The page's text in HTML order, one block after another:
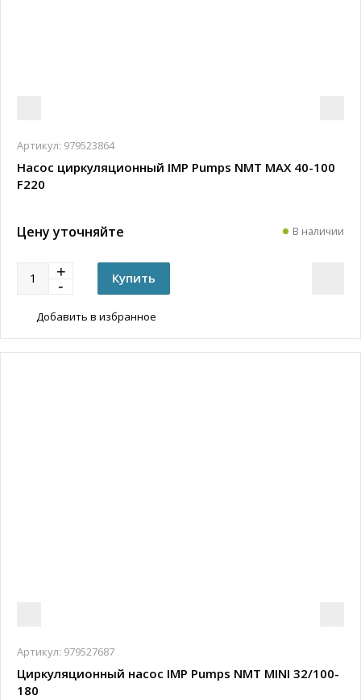
Артикул: 979523864
Насос циркуляционный IMP Pumps NMT MAX 40-100
F220
Цену уточняйте В наличии
Добавить в избранное
Артикул: 979527687
Циркуляционный насос IMP Pumps NMT MINI 32/100-
180